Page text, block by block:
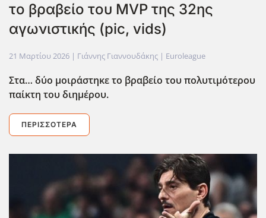
το βραβείο του MVP της 32ης
αγωνιστικής (pic, vids)
21 Μαρτίου 2026 | Γιάννης Γιαννουδάκης | Euroleague
Στα… δύο μοιράστηκε το βραβείο του πολυτιμότερου
παίκτη του διημέρου.
ΠΕΡΙΣΣΌΤΕΡΑ